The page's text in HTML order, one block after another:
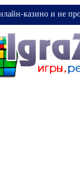
казино и не